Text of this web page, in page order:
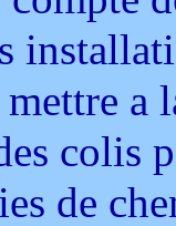
a
colis
de